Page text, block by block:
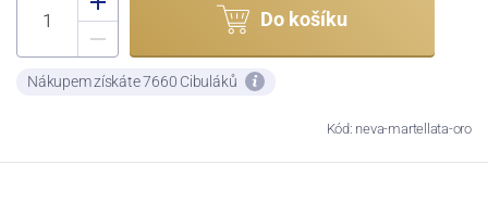
Do košíku
Nákupem získáte 7660 Cibuláků
Kód: neva-martellata-oro